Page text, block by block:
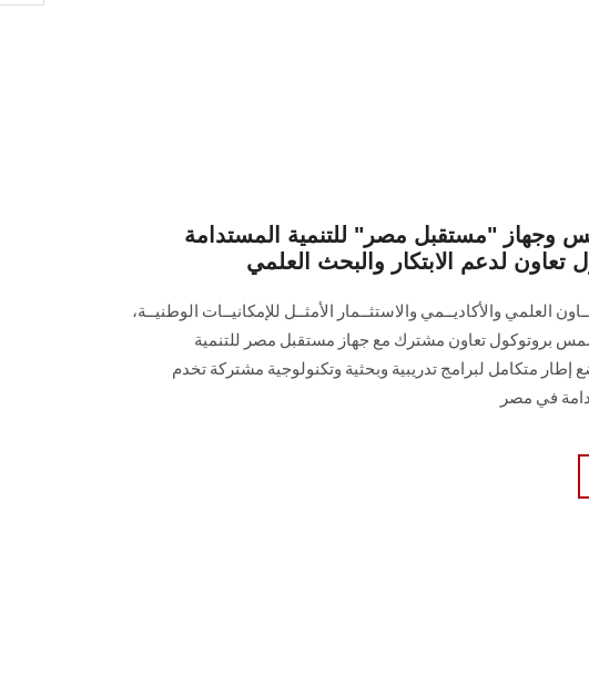
وجهاز "مستقبل مصر" للتنمية المستدامة
تعاون لدعم الابتكار والبحث العلمي
العلمي والأكاديــمي والاستثــمار الأمثــل للإمكانيــات الوطنيــة،
بروتوكول تعاون مشترك مع جهاز مستقبل مصر للتنمية
إطار متكامل لبرامج تدريبية وبحثية وتكنولوجية مشتركة تخدم
في مصر